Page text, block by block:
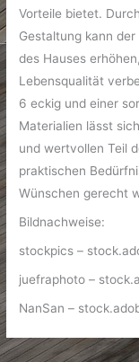
Vorteile bietet.
Gestaltung kann
des Hauses
Lebensqualität
6 eckig und einer
Materialien lässt
und wertvollen Teil
praktischen
Wünschen gerecht
Bildnachweise:
stockpics –
juefraphoto –
NanSan –